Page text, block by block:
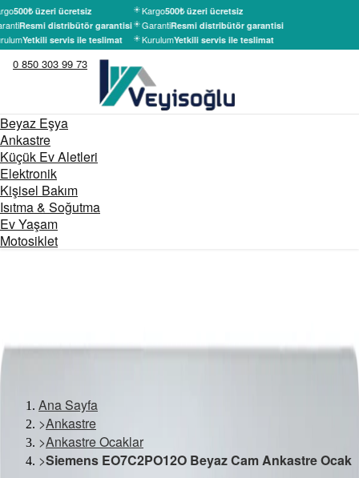
500₺ üzeri ücretsiz
Resmi distribütör garantisi
Yetkili servis ile teslimat
Kargo500₺ üzeri ücretsiz
GarantiResmi distribütör garantisi
KurulumYetkili servis ile teslimat
0 850 303 99 73
Beyaz Eşya
Ankastre
Küçük Ev Aletleri
Elektronik
Kişisel Bakım
Isıtma & Soğutma
Ev Yaşam
Motosiklet
Ana Sayfa
>Ankastre
>Ankastre Ocaklar
>Siemens EO7C2PO12O Beyaz Cam Ankastre Ocak